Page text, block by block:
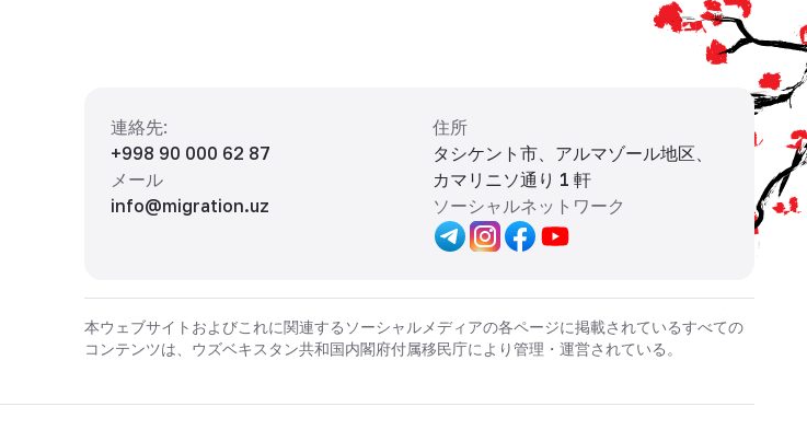
連絡先:
+998 90 000 62 87
メール
info@migration.uz
住所
タシケント市、アルマゾール地区、
カマリニソ通り 1 軒
ソーシャルネットワーク
本ウェブサイトおよびこれに関連するソーシャルメディアの各ページに掲載されているすべての
コンテンツは、ウズベキスタン共和国内閣府付属移民庁により管理・運営されている。